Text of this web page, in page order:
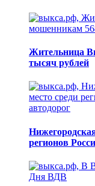
Жительница
тысяч рублей
регионов